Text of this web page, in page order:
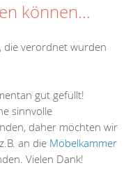
können...
die verordnet wurden
gut gefüllt!
sinnvolle
daher möchten wir
an die Möbelkammer
Vielen Dank!